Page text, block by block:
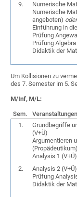
9. Numerische
Numerische
angeboten) oder
Einführung in
Prüfung
Prüfung
Didaktik der
Um Kollisionen zu
des 7. Semester im 5.
M/Inf, M/L:
Sem. Veranstaltungen
1.
Grundbegriffe
(V+Ü)
Argumentieren
Analysis 1 (V+Ü)
2.
Analysis 2 (V+Ü)
Prüfung
Didaktik der